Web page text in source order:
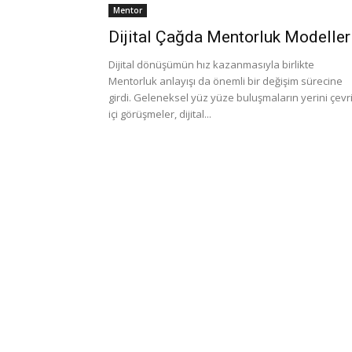
Mentor
Dijital Çağda Mentorluk
Dijital dönüşümün hız kazanmasıyla birlikte
Mentorluk anlayışı da önemli bir değişim sürecine
girdi. Geleneksel yüz yüze buluşmaların yerini
içi görüşmeler, dijital...